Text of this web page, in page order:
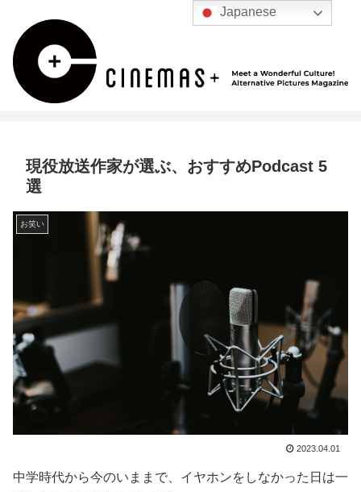
現役放送作家が選ぶ、おすすめPodcast 5
選
お笑い
2023.04.01
中学時代から今のいままで、イヤホンをしなかった日は一
Japanese